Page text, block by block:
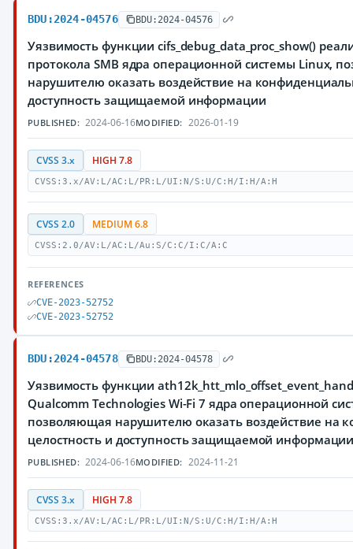
BDU:2024-04576 BDU:2024-04576
Уязвимость функции cifs_debug_data_proc_show()
протокола SMB ядра операционной системы Linux,
нарушителю оказать воздействие на
доступность защищаемой информации
PUBLISHED: 2024-06-16MODIFIED: 2026-01-19
CVSS 3.x HIGH 7.8
CVSS:3.x/AV:L/AC:L/PR:L/UI:N/S:U/C:H/I:H/A:H
CVSS 2.0 MEDIUM 6.8
CVSS:2.0/AV:L/AC:L/Au:S/C:C/I:C/A:C
REFERENCES
CVE-2023-52752
CVE-2023-52752
BDU:2024-04578 BDU:2024-04578
Уязвимость функции
Qualcomm Technologies Wi-Fi 7 ядра операционной
позволяющая нарушителю оказать воздействие на
целостность и доступность защищаемой
PUBLISHED: 2024-06-16MODIFIED: 2024-11-21
CVSS 3.x HIGH 7.8
CVSS:3.x/AV:L/AC:L/PR:L/UI:N/S:U/C:H/I:H/A:H